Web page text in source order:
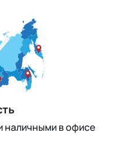
наличными в офисе